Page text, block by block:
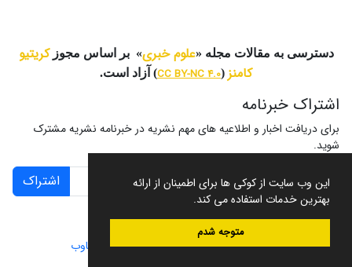
این وب سایت از کوکی ها برای اطمینان از ارائه
بهترین خدمات استفاده می کند.
متوجه شدم
دسترسی به مقالات مجله «علوم خبری» بر اساس مجوزکریتیو
کامنز (
CC BY-NC 4.0) آزاد است.
اشتراک خبرنامه
برای دریافت اخبار و اطلاعیه های مهم نشریه در خبرنامه نشریه مشترک
شوید.
اشتراک
سامانه مدیریت نشریات علمی.طراحی و پیاده سازی از سیناوب